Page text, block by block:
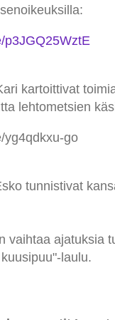
p3JGQ25WztE
kartoittivat
lehtometsien
yg4qdkxu-go
tunnistivat
vaihtaa ajatuksia
laulu.